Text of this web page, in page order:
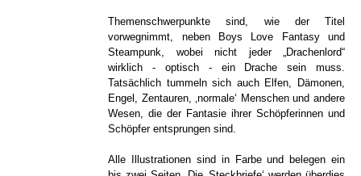
Themenschwerpunkte sind, wie der Titel
vorwegnimmt, neben Boys Love Fantasy und
Steampunk, wobei nicht jeder „Drachenlord“
wirklich - optisch - ein Drache sein muss.
Tatsächlich tummeln sich auch Elfen, Dämonen,
Engel, Zentauren, ‚normale‘ Menschen und andere
Wesen, die der Fantasie ihrer Schöpferinnen und
Schöpfer entsprungen sind.
Alle Illustrationen sind in Farbe und belegen ein